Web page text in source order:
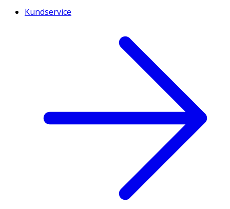
Kundservice